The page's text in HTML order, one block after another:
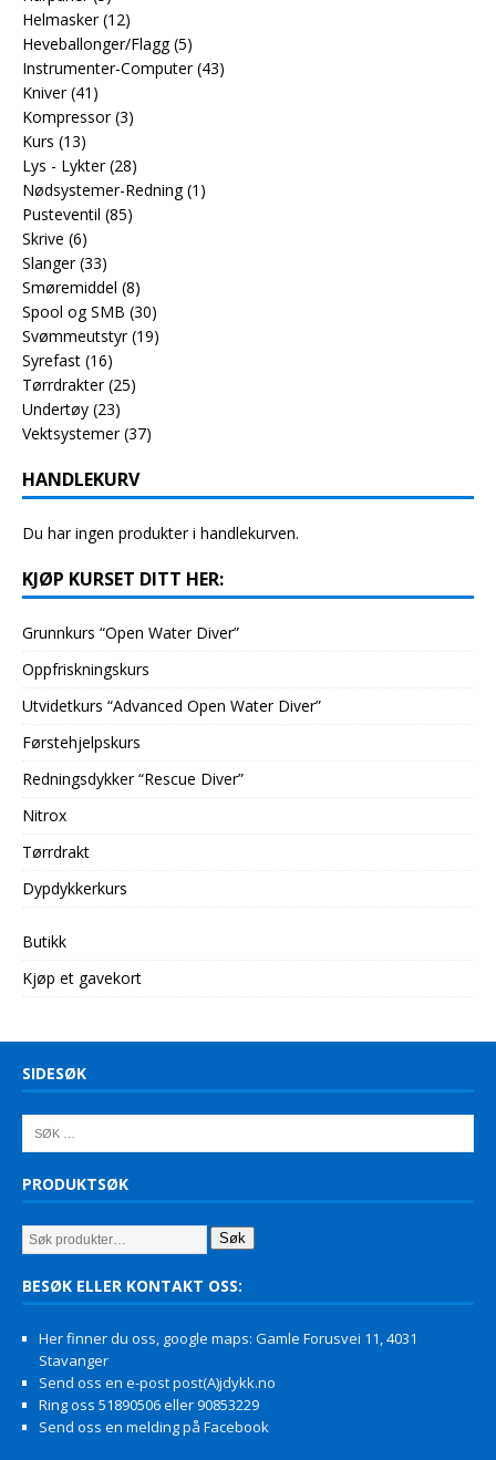
Helmasker (12)
Heveballonger/Flagg (5)
Instrumenter-Computer (43)
Kniver (41)
Kompressor (3)
Kurs (13)
Lys - Lykter (28)
Nødsystemer-Redning (1)
Pusteventil (85)
Skrive (6)
Slanger (33)
Smøremiddel (8)
Spool og SMB (30)
Svømmeutstyr (19)
Syrefast (16)
Tørrdrakter (25)
Undertøy (23)
Vektsystemer (37)
HANDLEKURV
Du har ingen produkter i handlekurven.
KJØP KURSET DITT HER:
Grunnkurs “Open Water Diver”
Oppfriskningskurs
Utvidetkurs “Advanced Open Water Diver”
Førstehjelpskurs
Redningsdykker “Rescue Diver”
Nitrox
Tørrdrakt
Dypdykkerkurs
Butikk
Kjøp et gavekort
SIDESØK
PRODUKTSØK
Søk
BESØK ELLER KONTAKT OSS:
Her finner du oss, google maps: Gamle Forusvei 11, 4031
Stavanger
Send oss en e-post post(A)jdykk.no
Ring oss 51890506 eller 90853229
Send oss en melding på Facebook